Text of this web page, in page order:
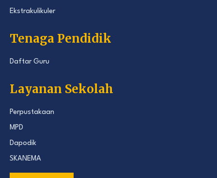
Ekstrakulikuler
Tenaga Pendidik
Daftar Guru
Layanan Sekolah
Perpustakaan
MPD
Dapodik
SKANEMA